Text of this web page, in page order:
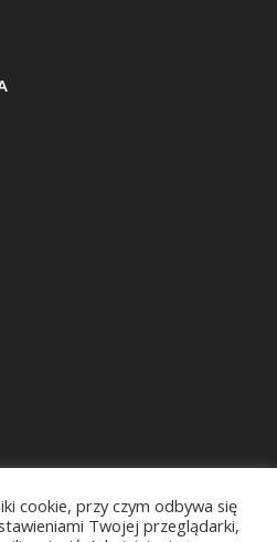
cookie, przy czym odbywa się
Twojej przeglądarki,